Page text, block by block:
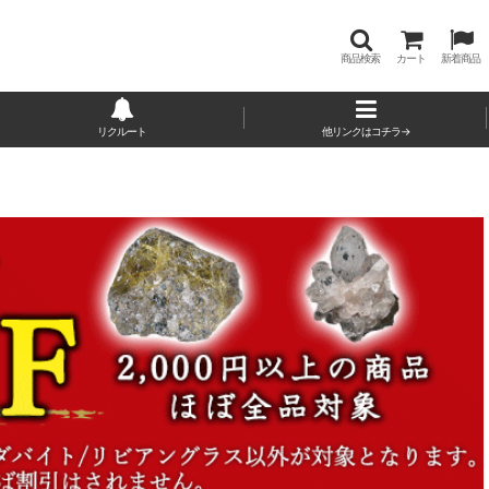
商品検索 カート 新着商品
リクルート 他リンクはコチラ→